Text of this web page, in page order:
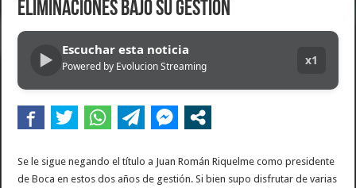
eliminaciones bajo su gestión
▶ Escuchar esta noticia
Powered by Evolucion Streaming x1
Se le sigue negando el título a Juan Román Riquelme como presidente
de Boca en estos dos años de gestión. Si bien supo disfrutar de varias